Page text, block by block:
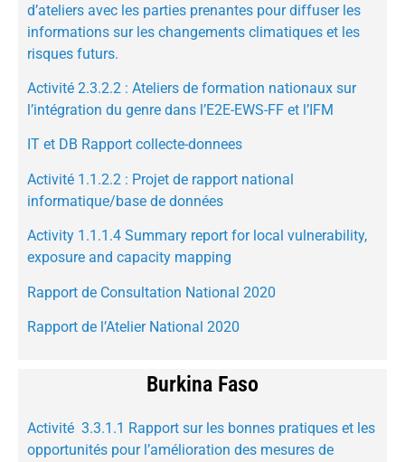
d’ateliers avec les parties prenantes pour diffuser les
informations sur les changements climatiques et les
risques futurs.
Activité 2.3.2.2 : Ateliers de formation nationaux sur
l’intégration du genre dans l’E2E-EWS-FF et l’IFM
IT et DB Rapport collecte-donnees
Activité 1.1.2.2 : Projet de rapport national
informatique/base de données
Activity 1.1.1.4 Summary report for local vulnerability,
exposure and capacity mapping
Rapport de Consultation National 2020
Rapport de l’Atelier National 2020
Burkina Faso
Activité 3.3.1.1 Rapport sur les bonnes pratiques et les
opportunités pour l’amélioration des mesures de